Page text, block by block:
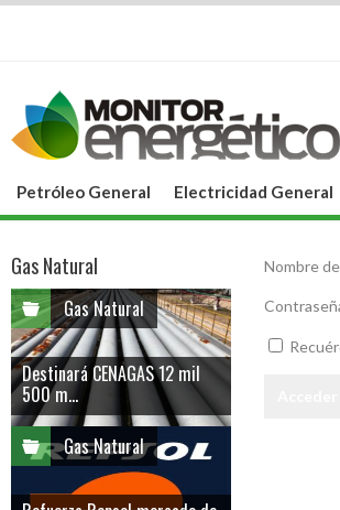
Petróleo General Electricidad General
Nombre
Gas Natural
Gas Natural
Destinará CENAGAS 12 mil
500 m...
Gas Natural